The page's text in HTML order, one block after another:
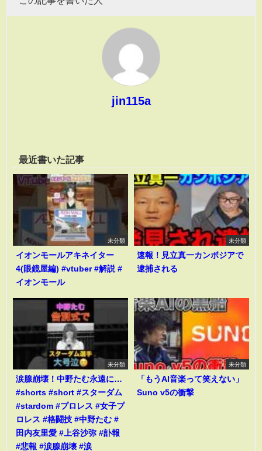
jin115a
最近書いた記事
未分類
イオンモールアキネイター
4(眼鏡屋編) #vtuber #解説 #
イオンモール
未分類
速報！見立真一カンボジアで
逮捕される
未分類
涙腺崩壊！中野たむ永遠に…
#shorts #short #スターダム
#stardom #プロレス #女子プ
ロレス #格闘技 #中野たむ #
田内友里愛 #上谷沙弥 #訃報
#悲報 #涙腺崩壊 #涙
未分類
「もうAI音楽って笑えない」
Suno v5の衝撃